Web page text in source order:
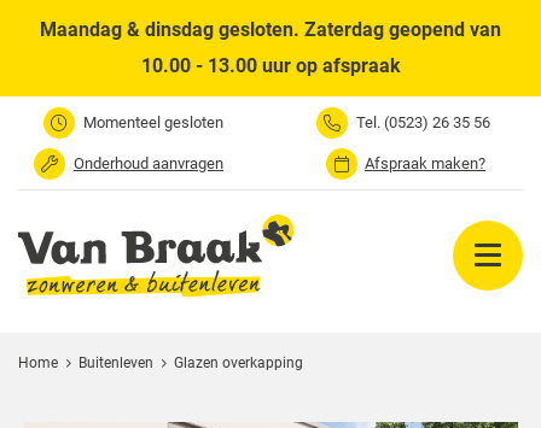
Naar hoofdinhoud
Maandag & dinsdag gesloten. Zaterdag geopend van
10.00 - 13.00 uur op afspraak
Momenteel gesloten Tel. (0523) 26 35 56
Onderhoud aanvragen Afspraak maken?
Home Buitenleven Glazen overkapping